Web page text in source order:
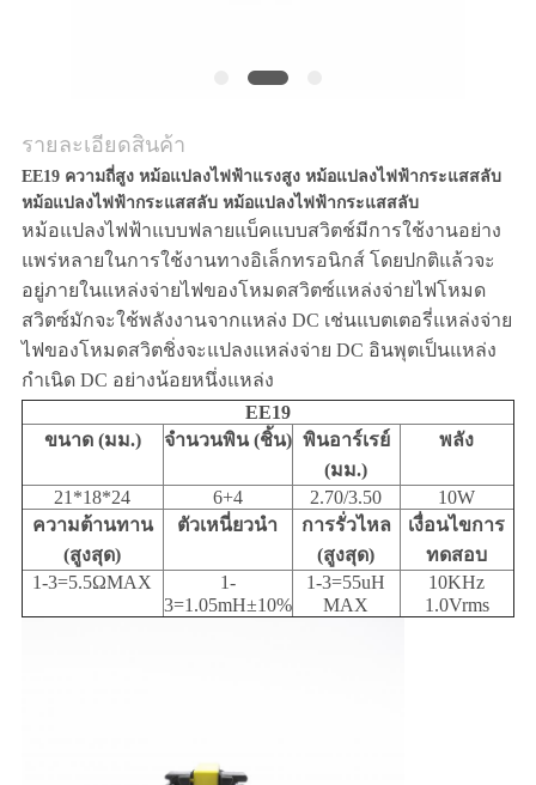
รายละเอียดสินค้า
EE19 ความถี่สูง หม้อแปลงไฟฟ้าแรงสูง หม้อแปลงไฟฟ้ากระแสสลับ
หม้อแปลงไฟฟ้ากระแสสลับ หม้อแปลงไฟฟ้ากระแสสลับ
หม้อแปลงไฟฟ้าแบบฟลายแบ็คแบบสวิตช์มีการใช้งานอย่าง
แพร่หลายในการใช้งานทางอิเล็กทรอนิกส์ โดยปกติแล้วจะ
อยู่ภายในแหล่งจ่ายไฟของโหมดสวิตซ์แหล่งจ่ายไฟโหมด
สวิตซ์มักจะใช้พลังงานจากแหล่ง DC เช่นแบตเตอรี่แหล่งจ่าย
ไฟของโหมดสวิตชิ่งจะแปลงแหล่งจ่าย DC อินพุตเป็นแหล่ง
กำเนิด DC อย่างน้อยหนึ่งแหล่ง
EE19
ขนาด (มม.)
จำนวนพิน (ชิ้น) พินอาร์เรย์
(มม.)
พลัง
21*18*24 6+4 2.70/3.50
10W
ความต้านทาน
(สูงสุด)
ตัวเหนี่ยวนำ
การรั่วไหล
(สูงสุด)
เงื่อนไขการ
ทดสอบ
1-3=5.5ΩMAX
1-
3=1.05mH±10%
1-3=55uH
MAX
10KHz
1.0Vrms